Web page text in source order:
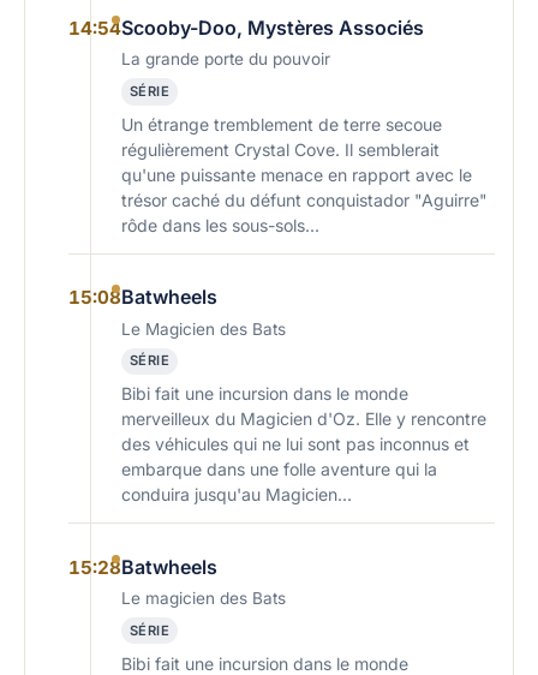
14:54Scooby-Doo, Mystères Associés
La grande porte du pouvoir
SÉRIE
Un étrange tremblement de terre secoue
régulièrement Crystal Cove. Il semblerait
qu'une puissante menace en rapport avec le
trésor caché du défunt conquistador "Aguirre"
rôde dans les sous-sols...
15:08Batwheels
Le Magicien des Bats
SÉRIE
Bibi fait une incursion dans le monde
merveilleux du Magicien d'Oz. Elle y rencontre
des véhicules qui ne lui sont pas inconnus et
embarque dans une folle aventure qui la
conduira jusqu'au Magicien...
15:28Batwheels
Le magicien des Bats
SÉRIE
Bibi fait une incursion dans le monde